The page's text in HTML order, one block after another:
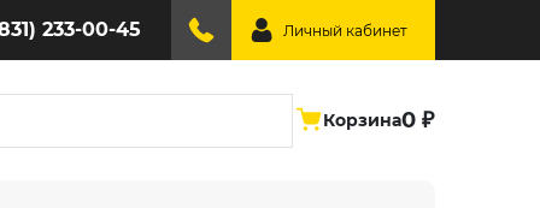
233-00-45 Личный кабинет
Корзина0 ₽